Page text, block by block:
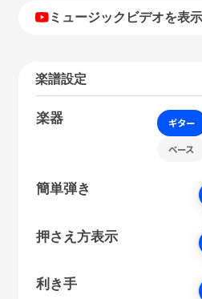
ミュージックビデオを表示
楽譜設定
楽器 ギター
ベース
簡単弾き
押さえ方表示
利き手